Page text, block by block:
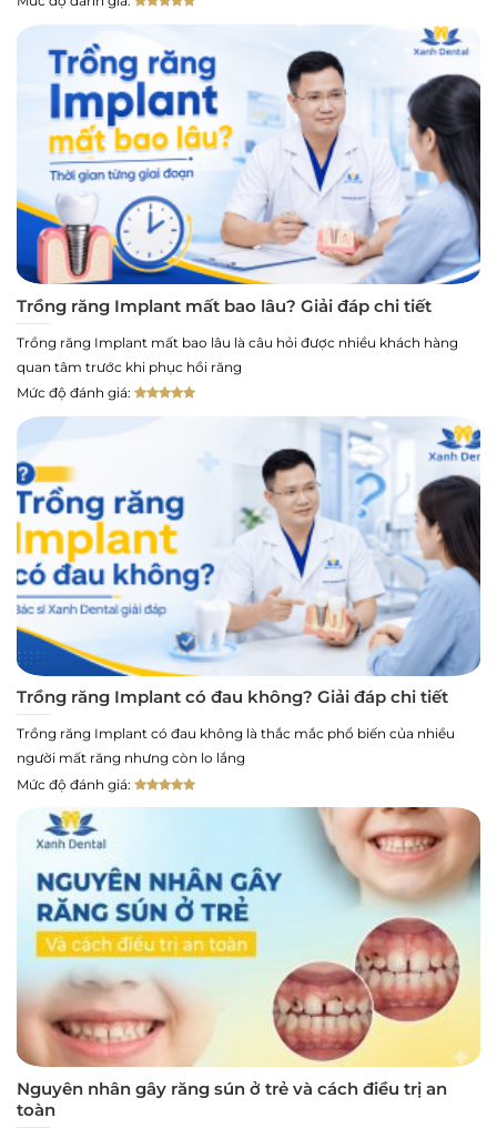
Trồng răng Implant mất bao lâu? Giải đáp chi tiết
Trồng răng Implant mất bao lâu là câu hỏi được nhiều khách hàng
quan tâm trước khi phục hồi răng
Mức độ đánh giá:
Trồng răng Implant có đau không? Giải đáp chi tiết
Trồng răng Implant có đau không là thắc mắc phổ biến của nhiều
người mất răng nhưng còn lo lắng
Mức độ đánh giá:
Nguyên nhân gây răng sún ở trẻ và cách điều trị an
toàn